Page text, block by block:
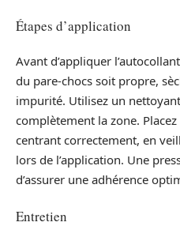
Étapes d’application
Avant d’appliquer
du pare-chocs soit propre,
impurité. Utilisez un
complètement la zone.
centrant correctement, en
lors de l’application. Une
d’assurer une adhérence
Entretien